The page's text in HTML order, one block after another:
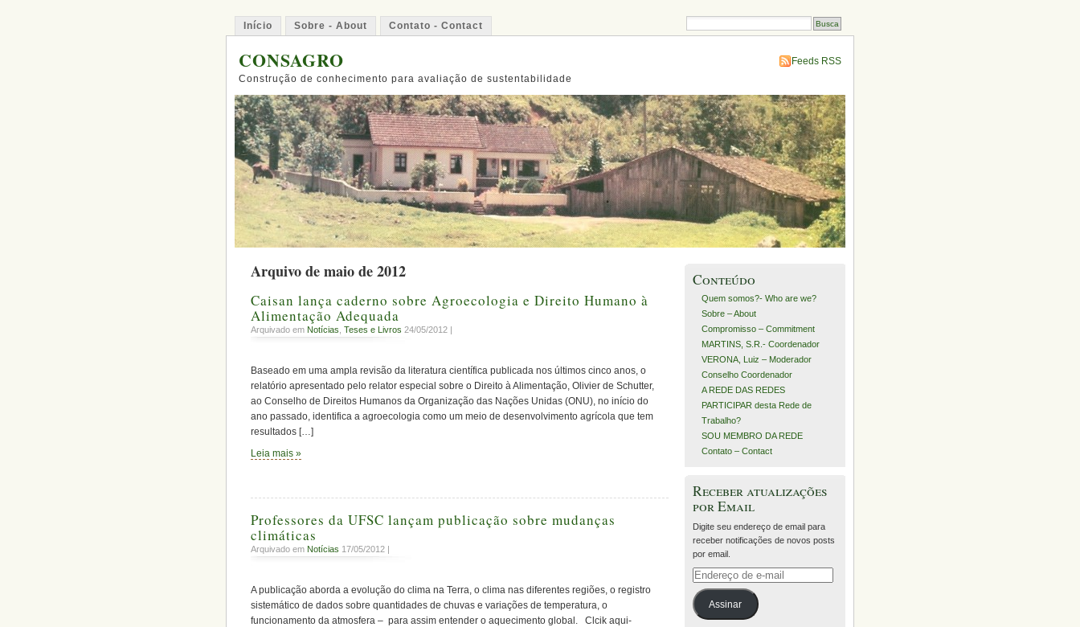
Início Sobre - About Contato - Contact
CONSAGRO
Construção de conhecimento para avaliação de sustentabilidade
Feeds RSS
Arquivo de maio de 2012
Caisan lança caderno sobre Agroecologia e Direito Humano à
Alimentação Adequada
Arquivado em Notícias Teses e Livros 24/05/2012 |
Baseado em uma ampla revisão da literatura científica publicada nos últimos cinco anos, o
relatório apresentado pelo relator especial sobre o Direito à Alimentação, Olivier de Schutter,
ao Conselho de Direitos Humanos da Organização das Nações Unidas (ONU), no início do
ano passado, identifica a agroecologia como um meio de desenvolvimento agrícola que tem
resultados […]
Leia mais »
Professores da UFSC lançam publicação sobre mudanças
climáticas
Arquivado em Notícias 17/05/2012 |
A publicação aborda a evolução do clima na Terra, o clima nas diferentes regiões, o registro
sistemático de dados sobre quantidades de chuvas e variações de temperatura, o
funcionamento da atmosfera – para assim entender o aquecimento global. Clcik aqui-
Conteúdo
Quem somos?- Who are we?
Sobre – About
Compromisso – Commitment
MARTINS, S.R.- Coordenador
VERONA, Luiz – Moderador
Conselho Coordenador
A REDE DAS REDES
PARTICIPAR desta Rede de
Trabalho?
SOU MEMBRO DA REDE
Contato – Contact
Receber atualizações
por Email
Digite seu endereço de email para
receber notificações de novos posts
por email.
Endereço
e-
mail
Assinar